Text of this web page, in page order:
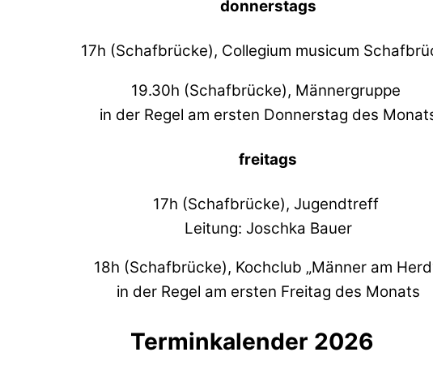
donnerstags
17h (Schafbrücke), Collegium musicum
19.30h (Schafbrücke), Männergruppe
in der Regel am ersten Donnerstag des
freitags
17h (Schafbrücke), Jugendtreff
Leitung: Joschka Bauer
18h (Schafbrücke), Kochclub „Männer am
in der Regel am ersten Freitag des Monats
Terminkalender 2026